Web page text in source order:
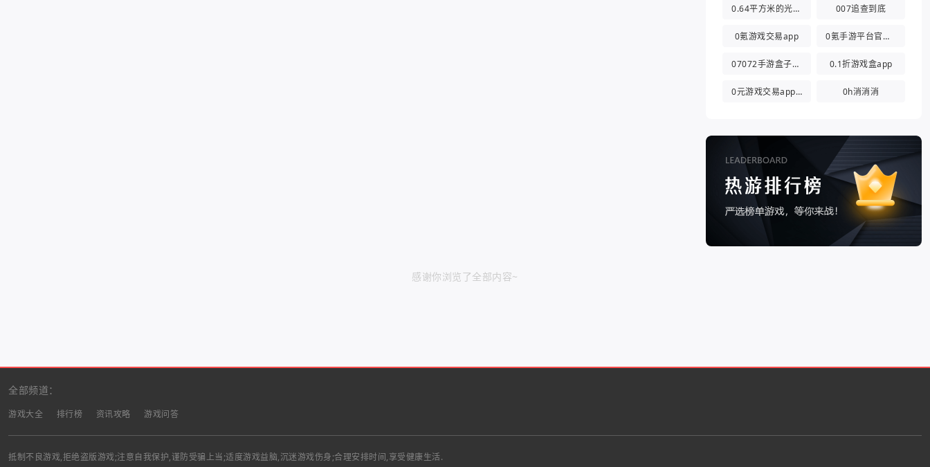
0.64平方米的光都与你有关 007追查到底
0氪游戏交易app 0氪手游平台官方版
07072手游盒子app 0.1折游戏盒app
0元游戏交易app(0氪游戏盒) 0h消消消
感谢你浏览了全部内容~
全部频道：
游戏大全 排行榜 资讯攻略 游戏问答
抵制不良游戏,拒绝盗版游戏;注意自我保护,谨防受骗上当;适度游戏益脑,沉迷游戏伤身;合理安排时间,享受健康生活.